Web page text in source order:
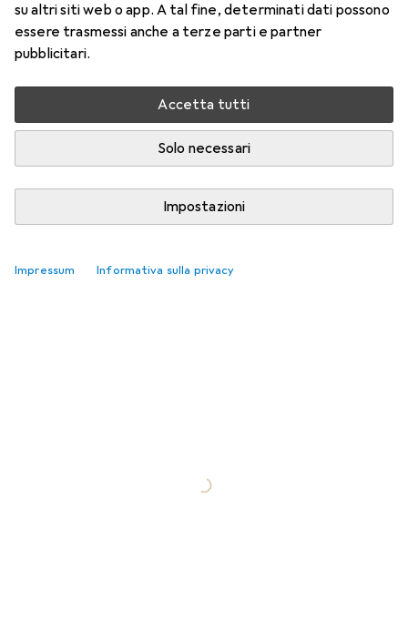
su altri siti web o app. A tal fine, determinati dati possono
essere trasmessi anche a terze parti e partner
pubblicitari.
Accetta tutti
Solo necessari
Impostazioni
Impressum Informativa sulla privacy